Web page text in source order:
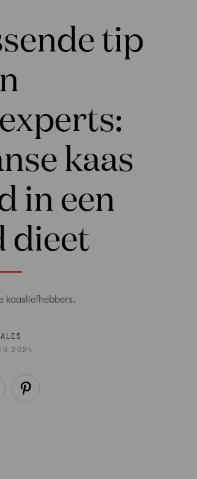
tip
kaas
in een
dieet
kaasliefhebbers.
2024